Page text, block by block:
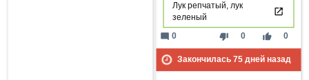
Лук репчатый, лук
зеленый
thumb_down 0 thumb_up 0
mode_comment 0
Закончилась 75дней назад